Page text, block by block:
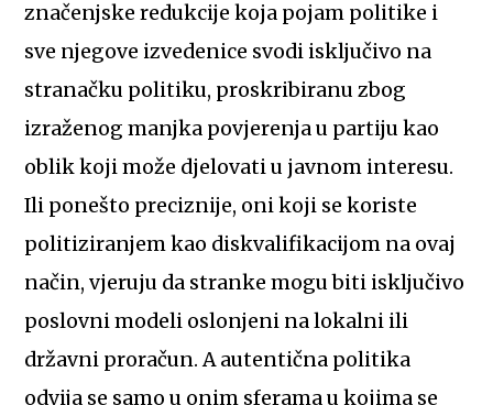
značenjske redukcije koja pojam politike i
sve njegove izvedenice svodi isključivo na
stranačku politiku, proskribiranu zbog
izraženog manjka povjerenja u partiju kao
oblik koji može djelovati u javnom interesu.
Ili ponešto preciznije, oni koji se koriste
politiziranjem kao diskvalifikacijom na ovaj
način, vjeruju da stranke mogu biti isključivo
poslovni modeli oslonjeni na lokalni ili
državni proračun. A autentična politika
odvija se samo u onim sferama u kojima se